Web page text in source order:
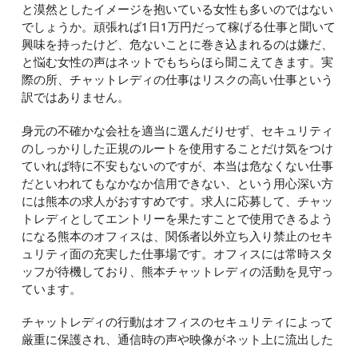
と漠然としたイメージを抱いている女性も多いのではない
でしょうか。頑張れば1日1万円だって稼げる仕事と聞いて
興味を持ったけど、危ないことに巻き込まれるのは嫌だ、
と悩む女性の声はネットでもちらほら聞こえてきます。実
際の所、チャットレディの仕事はリスクの高い仕事という
訳ではありません。
身元の不確かな会社を適当に選んだりせず、セキュリティ
のしっかりした正規のルートを使用することだけ気をつけ
ていれば特に不安もないのですが、本当は危なくない仕事
だといわれてもなかなか信用できない、という用心深い方
には熊本の求人がおすすめです。求人に応募して、チャッ
トレディとしてエントリーを果たすことで使用できるよう
になる熊本のオフィスは、関係者以外立ち入り禁止のセキ
ュリティ面の充実した仕事場です。オフィスには常時スタ
ッフが待機しており、熊本チャットレディの活動を見守っ
ています。
チャットレディの行動はオフィスのセキュリティによって
厳重に保護され、通信時の声や映像がネット上に流出した